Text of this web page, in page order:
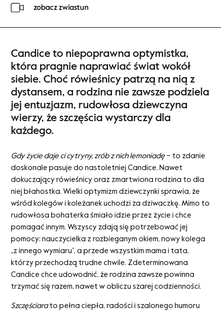
zobacz zwiastun
Candice to niepoprawna optymistka,
która pragnie naprawiać świat wokół
siebie. Choć rówieśnicy patrzą na nią z
dystansem, a rodzina nie zawsze podziela
jej entuzjazm, rudowłosa dziewczyna
wierzy, że szczęścia wystarczy dla
każdego.
Gdy życie daje ci cytryny, zrób z nich lemoniadę – to zdanie
doskonale pasuje do nastoletniej Candice. Nawet
dokuczający rówieśnicy oraz zmartwiona rodzina to dla
niej błahostka. Wielki optymizm dziewczynki sprawia, że
wśród kolegów i koleżanek uchodzi za dziwaczkę. Mimo to
rudowłosa bohaterka śmiało idzie przez życie i chce
pomagać innym. Wszyscy zdają się potrzebować jej
pomocy: nauczycielka z rozbieganym okiem, nowy kolega
„z innego wymiaru”, a przede wszystkim mama i tata,
którzy przechodzą trudne chwile. Zdeterminowana
Candice chce udowodnić, że rodzina zawsze powinna
trzymać się razem, nawet w obliczu szarej codzienności.
Szczęściarato pełna ciepła, radości i szalonego humoru